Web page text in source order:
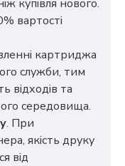
купівля нового.
вартості
картриджа
служби, тим
відходів та
середовища.
. При
якість друку
від